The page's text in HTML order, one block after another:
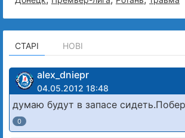
СТАРІ НОВІ
alex_dniepr
04.05.2012 18:48
думаю будут в запасе
0